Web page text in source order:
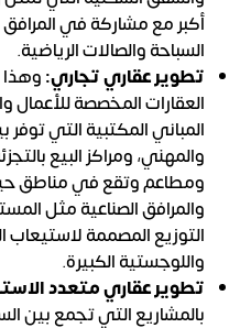
أكبر مع مشاركة في
السباحة والصالات الرياضية.
تطوير عقاري تجاري:وهذا
العقارات المخصصة للأعمال
المباني المكتبية التي توفر
والمهني، ومراكز البيع
ومطاعم وتقع في مناطق
والمرافق الصناعية مثل
التوزيع المصممة لاستيعاب
واللوجستية الكبيرة.
تطوير عقاري متعدد
بالمشاريع التي تجمع بين